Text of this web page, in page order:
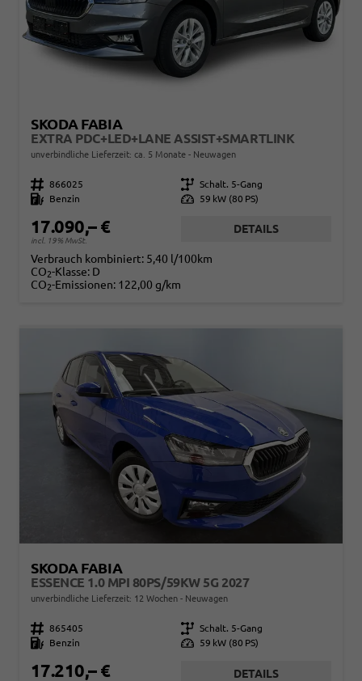
SKODA FABIA
EXTRA PDC+LED+LANE ASSIST+SMARTLINK
unverbindliche Lieferzeit: ca. 5 Monate Neuwagen
Fahrzeugnr. 866025 Getriebe Schalt. 5-Gang
Kraftstoff
Benzin Leistung 59 kW (80 PS)
17.090,– €
incl. 19% MwSt.
DETAILS
Verbrauch kombiniert: 5,40 l/100km
CO2-Klasse: D
CO2-Emissionen: 122,00 g/km
SKODA FABIA
ESSENCE 1.0 MPI 80PS/59KW 5G 2027
unverbindliche Lieferzeit: 12 Wochen Neuwagen
Fahrzeugnr. 865405 Getriebe Schalt. 5-Gang
Kraftstoff
Benzin Leistung 59 kW (80 PS)
17.210,– € DETAILS